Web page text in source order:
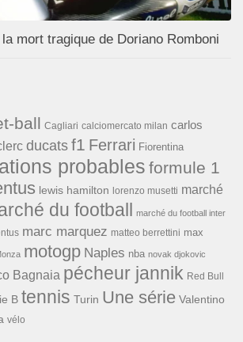
mort tragique de Doriano Romboni
ball Cagliari calciomercato milan carlos
ducats f1 Ferrari Fiorentina
probables formule 1
lewis hamilton lorenzo musetti marché
du football marché du football inter
marc marquez matteo berrettini max
motogp Naples nba novak djokovic
Bagnaia pécheur jannik Red Bull
B tennis Turin Une série Valentino
vélo